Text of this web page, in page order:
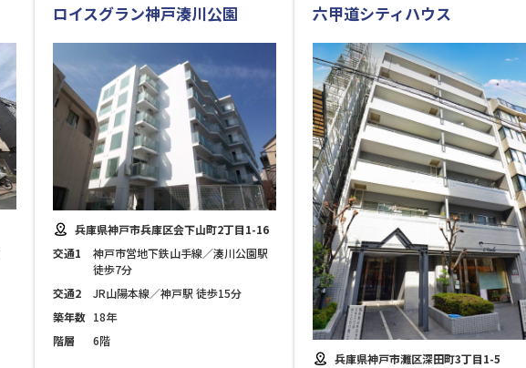
ロイスグラン神戸湊川公園
兵庫県神戸市兵庫区会下山町2丁目1-16
交通1
神戸市営地下鉄山手線／湊川公園駅
徒歩7分
交通2
JR山陽本線／神戸駅 徒歩15分
築年数 18年
階層
6階
六甲道シティハウス
兵庫県神戸市灘区深田町3丁目1-5